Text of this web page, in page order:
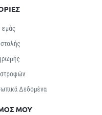
εμάς
Δεδομένα
ΜΟΥ